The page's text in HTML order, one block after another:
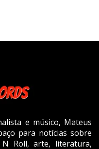
e músico, Mateus
para notícias sobre
Roll, arte, literatura,